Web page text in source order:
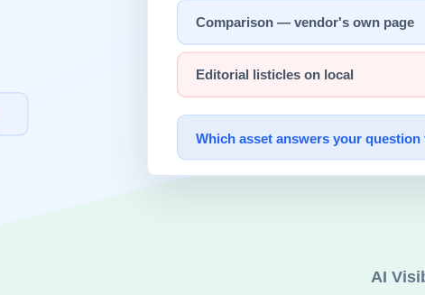
의미 단위로 분리된 토큰으로 변환됩니다.